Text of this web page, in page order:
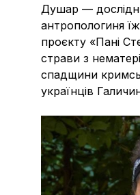
Душар —
антропологиня
проєкту «Пані
страви з
спадщини
українців